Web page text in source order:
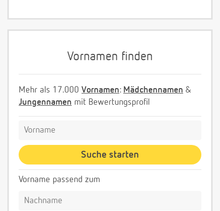
Vornamen finden
Mehr als 17.000 Vornamen: Mädchennamen &
Jungennamen mit Bewertungsprofil
Vorname passend zum